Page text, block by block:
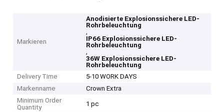
Markieren
Anodisierte Explosionssichere LED-
Rohrbeleuchtung
,
IP66 Explosionssichere LED-
Rohrbeleuchtung
,
36W Explosionssichere LED-
Rohrbeleuchtung
Delivery Time
5-10 WORK DAYS
Markenname
Crown Extra
Minimum Order
Quantity
1 pc